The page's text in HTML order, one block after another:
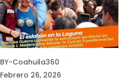
BY-Coahuila360
Febrero 26, 2026